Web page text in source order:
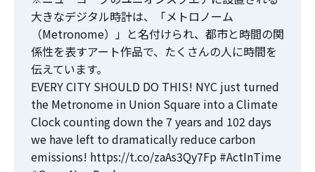
大きなデジタル時計は、「メトロノーム
（Metronome）」と名付けられ、都市と時間の関
係性を表すアート作品で、たくさんの人に時間を
伝えています。
EVERY CITY SHOULD DO THIS! NYC just turned
the Metronome in Union Square into a Climate
Clock counting down the 7 years and 102 days
we have left to dramatically reduce carbon
emissions! https://t.co/zaAs3Qy7Fp #ActInTime